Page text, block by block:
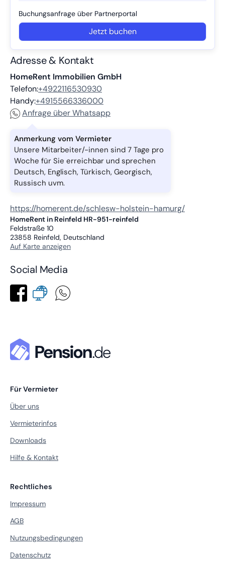
Buchungs­anfrage über Partnerportal
Jetzt buchen
Adresse & Kontakt
HomeRent Immobilien GmbH
Telefon:+4922116530930
Handy:+4915566336000
Anfrage über Whatsapp
Anmerkung vom Vermieter
Unsere Mitarbeiter/-innen sind 7 Tage pro
Woche für Sie erreichbar und sprechen
Deutsch, Englisch, Türkisch, Georgisch,
Russisch uvm.
https://homerent.de/schlesw-holstein-hamurg/
HomeRent in Reinfeld HR-951-reinfeld
Feldstraße 10
23858 Reinfeld, Deutschland
Auf Karte anzeigen
Social Media
Für Vermieter
Über uns
Vermieterinfos
Downloads
Hilfe & Kontakt
Rechtliches
Impressum
AGB
Nutzungsbedingungen
Datenschutz